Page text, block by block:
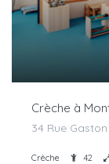
Crèche à
34 Rue
Crèche 42